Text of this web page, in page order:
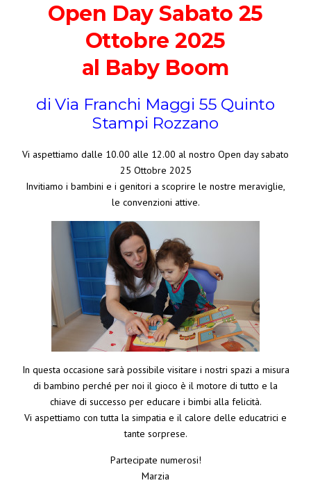
Open Day Sabato 25
Ottobre 2025
al Baby Boom
di Via Franchi Maggi 55 Quinto
Stampi Rozzano
Vi aspettiamo dalle 10.00 alle 12.00 al nostro Open day sabato
25 Ottobre 2025
Invitiamo i bambini e i genitori a scoprire le nostre meraviglie,
le convenzioni attive.
In questa occasione sarà possibile visitare i nostri spazi a misura
di bambino perché per noi il gioco è il motore di tutto e la
chiave di successo per educare i bimbi alla felicità.
Vi aspettiamo con tutta la simpatia e il calore delle educatrici e
tante sorprese.
Partecipate numerosi!
Marzia